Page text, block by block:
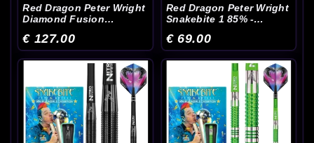
Red Dragon Peter Wright
Diamond Fusion
Dartpijlen
€ 127.00
Red Dragon Peter Wright
Snakebite 1 85% -
€ 69.00